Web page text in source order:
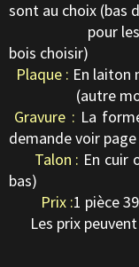
sont au choix (bas
pour les
bois choisir)
Plaque : En laiton
(autre model
Gravure : La
demande voir page
Talon : En cuir
bas)
Prix :1 pièce
Les prix